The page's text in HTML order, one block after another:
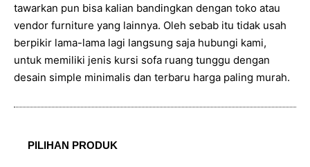
tawarkan pun bisa kalian bandingkan dengan toko atau
vendor furniture yang lainnya. Oleh sebab itu tidak usah
berpikir lama-lama lagi langsung saja hubungi kami,
untuk memiliki jenis kursi sofa ruang tunggu dengan
desain simple minimalis dan terbaru harga paling murah.
PILIHAN PRODUK